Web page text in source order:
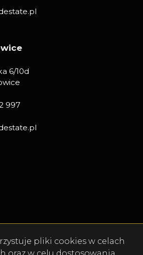
6/10d
997
pliki cookies w celach
oraz w celu dostosowania